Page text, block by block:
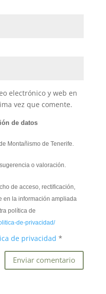
electrónico y web en
vez que comente.
de datos
Montañismo de Tenerife.
o valoración.
de acceso, rectificación,
en la información ampliada
política de
de-privacidad/
de privacidad *